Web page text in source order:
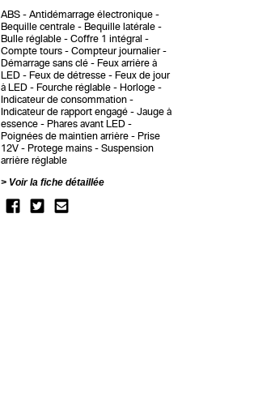
ABS
Antidémarrage électronique
Bequille centrale
Bequille latérale
Bulle réglable
Coffre 1 intégral
Compte tours
Compteur journalier
Démarrage sans clé
Feux arrière à
LED
Feux de détresse
Feux de jour
à LED
Fourche réglable
Horloge
Indicateur de consommation
Indicateur de rapport engagé
Jauge à
essence
Phares avant LED
Poignées de maintien arrière
Prise
12V
Protege mains
Suspension
arrière réglable
Voir la fiche détaillée